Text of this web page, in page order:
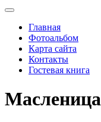
Главная
Фотоальбом
Карта сайта
Контакты
Гостевая книга
Масленица